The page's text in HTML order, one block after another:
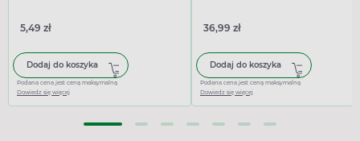
5,49 zł
Dodaj do koszyka
Podana cena jest ceną maksymalną
Dowiedz się więcej
36,99 zł
Dodaj do koszyka
Podana cena jest ceną maksymalną
Dowiedz się więcej